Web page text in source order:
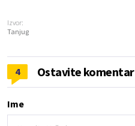
Izvor:
Tanjug
4 Ostavite komentar
Ime